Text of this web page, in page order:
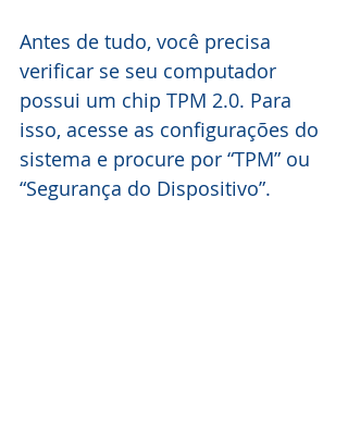
Antes de tudo, você precisa
verificar se seu computador
possui um chip TPM 2.0. Para
isso, acesse as configurações do
sistema e procure por “TPM” ou
“Segurança do Dispositivo”.